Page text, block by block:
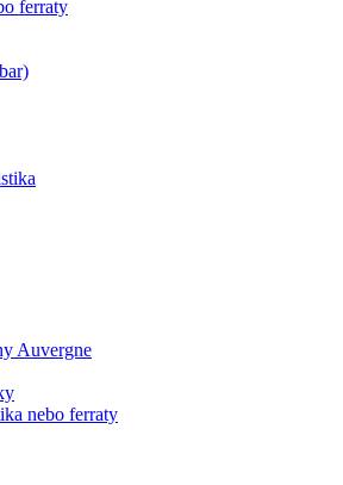
ferraty
Auvergne
nebo ferraty